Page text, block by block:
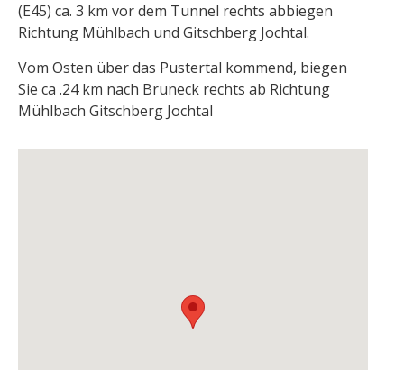
(E45) ca. 3 km vor dem Tunnel rechts abbiegen
Richtung Mühlbach und Gitschberg Jochtal.
Vom Osten über das Pustertal kommend, biegen
Sie ca .24 km nach Bruneck rechts ab Richtung
Mühlbach Gitschberg Jochtal